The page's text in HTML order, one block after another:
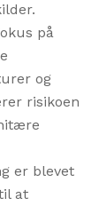
på
og
risikoen
er blevet
at